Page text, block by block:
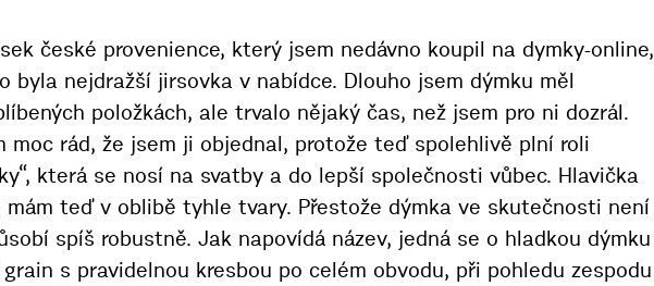
české provenience, který jsem nedávno koupil na dymky-online,
byla nejdražší jirsovka v nabídce. Dlouho jsem dýmku měl
položkách, ale trvalo nějaký čas, než jsem pro ni dozrál.
moc rád, že jsem ji objednal, protože teď spolehlivě plní roli
která se nosí na svatby a do lepší společnosti vůbec. Hlavička
mám teď v oblibě tyhle tvary. Přestože dýmka ve skutečnosti není
spíš robustně. Jak napovídá název, jedná se o hladkou dýmku
s pravidelnou kresbou po celém obvodu, při pohledu zespodu